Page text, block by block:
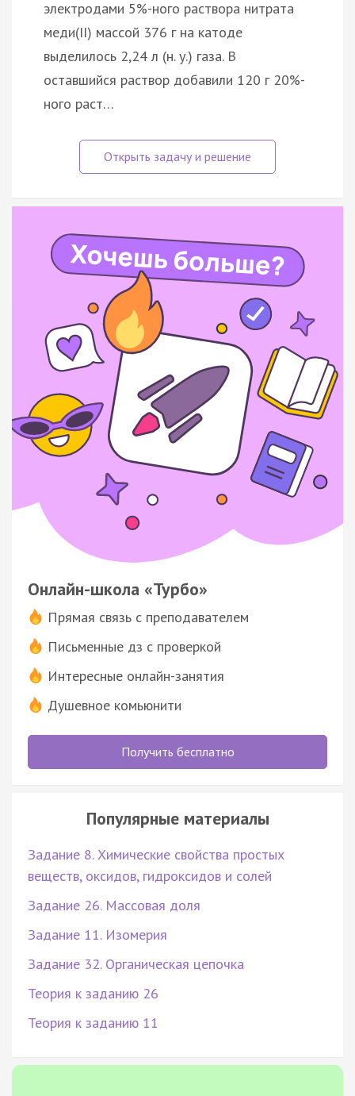
электродами 5%-ного раствора нитрата
меди(II) массой 376 г на катоде
выделилось 2,24 л (н. у.) газа. В
оставшийся раствор добавили 120 г 20%-
ного раст…
Онлайн-школа «Турбо»
Прямая связь с преподавателем
Письменные дз с проверкой
Интересные онлайн-занятия
Душевное комьюнити
Получить бесплатно
Популярные материалы
Задание 8. Химические свойства простых
веществ, оксидов, гидроксидов и солей
Задание 26. Массовая доля
Задание 11. Изомерия
Задание 32. Органическая цепочка
Теория к заданию 26
Теория к заданию 11